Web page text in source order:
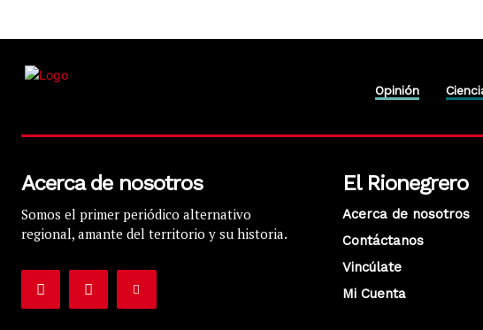
Opinión
Acerca de nosotros
Somos el primer periódico alternativo
regional, amante del territorio y su historia.
El Rionegrero
Acerca de nosotros
Contáctanos
Vincúlate
Mi Cuenta